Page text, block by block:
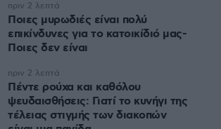
Ποιες μυρωδιές είναι πολύ
επικίνδυνες για το κατοικίδιό μας-
Ποιες δεν είναι
πριν 2 λεπτά
Πέντε ρούχα και καθόλου
ψευδαισθήσεις: Γιατί το κυνήγι της
τέλειας στιγμής των διακοπών
πριν 2 λεπτά